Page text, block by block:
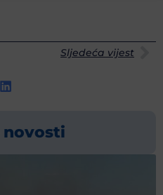
Sljedeća vijest
novosti